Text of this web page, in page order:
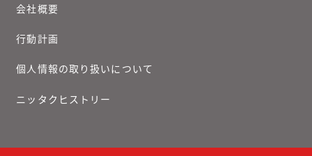
会社概要
行動計画
個人情報の取り扱いについて
ニッタクヒストリー